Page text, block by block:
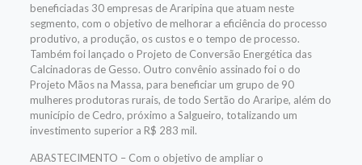
beneficiadas 30 empresas de Araripina que atuam neste
segmento, com o objetivo de melhorar a eficiência do processo
produtivo, a produção, os custos e o tempo de processo.
Também foi lançado o Projeto de Conversão Energética das
Calcinadoras de Gesso. Outro convênio assinado foi o do
Projeto Mãos na Massa, para beneficiar um grupo de 90
mulheres produtoras rurais, de todo Sertão do Araripe, além do
município de Cedro, próximo a Salgueiro, totalizando um
investimento superior a R$ 283 mil.
ABASTECIMENTO – Com o objetivo de ampliar o